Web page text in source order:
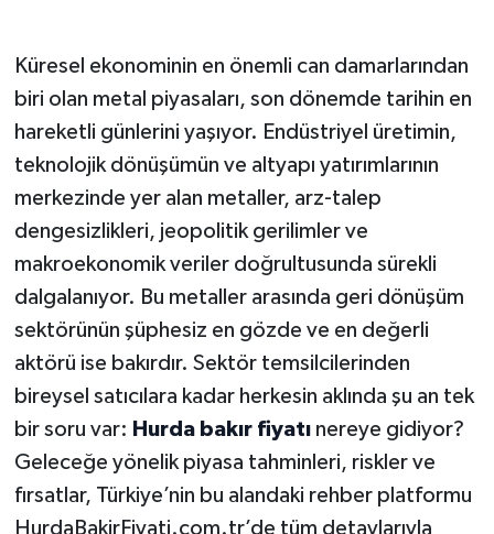
Küresel ekonominin en önemli can damarlarından
biri olan metal piyasaları, son dönemde tarihin en
hareketli günlerini yaşıyor. Endüstriyel üretimin,
teknolojik dönüşümün ve altyapı yatırımlarının
merkezinde yer alan metaller, arz-talep
dengesizlikleri, jeopolitik gerilimler ve
makroekonomik veriler doğrultusunda sürekli
dalgalanıyor. Bu metaller arasında geri dönüşüm
sektörünün şüphesiz en gözde ve en değerli
aktörü ise bakırdır. Sektör temsilcilerinden
bireysel satıcılara kadar herkesin aklında şu an tek
bir soru var: Hurda bakır fiyatınereye gidiyor?
Geleceğe yönelik piyasa tahminleri, riskler ve
fırsatlar, Türkiye’nin bu alandaki rehber platformu
HurdaBakirFiyati.com.tr’de tüm detaylarıyla